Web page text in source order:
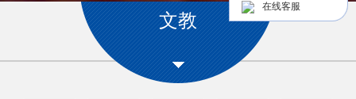
文教
在线客服